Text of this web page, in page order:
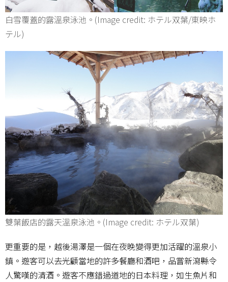
白雪覆蓋的露溫泉泳池。(Image credit: ホテル双葉/東映ホ
テル)
雙葉飯店的露天溫泉泳池。(Image credit: ホテル双葉)
更重要的是，越後湯澤是一個在夜晚變得更加活躍的溫泉小
鎮。遊客可以去光顧當地的許多餐廳和酒吧，品嘗新瀉縣令
人驚嘆的清酒。遊客不應錯過道地的日本料理，如生魚片和